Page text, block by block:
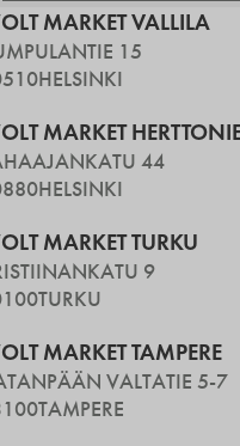
MARKET VALLILA
15
HELSINKI
MARKET
44
HELSINKI
MARKET TURKU
9
TURKU
MARKET TAMPERE
VALTATIE 5-7
TAMPERE